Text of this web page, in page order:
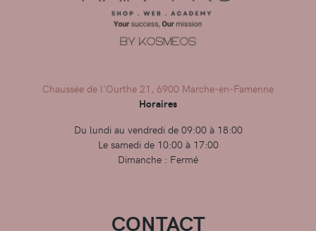
Chaussée de l'Ourthe 21, 6900 Marche-en-Famenne
Horaires
Du lundi au vendredi de 09:00 à 18:00
Le samedi de 10:00 à 17:00
Dimanche : Fermé
CONTACT